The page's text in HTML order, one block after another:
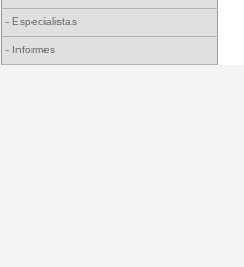
- Especialistas
- Informes